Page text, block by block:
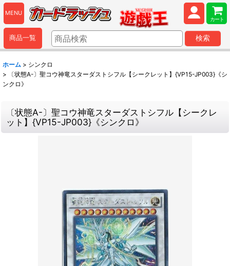
MENU
カート
商品一覧 検索
ホーム > シンクロ
>
〔状態A-〕聖コウ神竜スターダストシフル【シークレット】{VP15-JP003}《シ
ンクロ》
〔状態A-〕聖コウ神竜スターダストシフル【シークレ
ット】{VP15-JP003}《シンクロ》